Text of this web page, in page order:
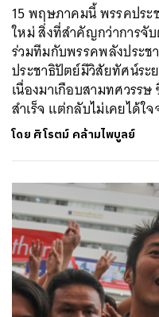
15 พฤษภาคมนี้ พรรคปร
ใหม่ สิ่งที่สำคัญกว่าการจั
ร่วมทีมกับพรรคพลังประช
ประชาธิปัตย์มีวิสัยทัศน์ระ
เนื่องมาเกือบสามทศวรร
สำเร็จ แต่กลับไม่เคยได้ใ
โดย ศิโรตม์ คล้ามไพบูลย์